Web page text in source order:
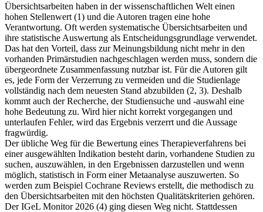
Übersichtsarbeiten haben in der wissenschaftlichen Welt einen
hohen Stellenwert (1) und die Autoren tragen eine hohe
Verantwortung. Oft werden systematische Übersichtsarbeiten und
ihre statistische Auswertung als Entscheidungsgrundlage verwendet.
Das hat den Vorteil, dass zur Meinungsbildung nicht mehr in den
vorhanden Primärstudien nachgeschlagen werden muss, sondern die
übergeordnete Zusammenfassung nutzbar ist. Für die Autoren gilt
es, jede Form der Verzerrung zu vermeiden und die Studienlage
vollständig nach dem neuesten Stand abzubilden (2, 3). Deshalb
kommt auch der Recherche, der Studiensuche und -auswahl eine
hohe Bedeutung zu. Wird hier nicht korrekt vorgegangen und
unterlaufen Fehler, wird das Ergebnis verzerrt und die Aussage
fragwürdig.
Der übliche Weg für die Bewertung eines Therapieverfahrens bei
einer ausgewählten Indikation besteht darin, vorhandene Studien zu
suchen, auszuwählen, in den Ergebnissen darzustellen und wenn
möglich, statistisch in Form einer Metaanalyse auszuwerten. So
werden zum Beispiel Cochrane Reviews erstellt, die methodisch zu
den Übersichtsarbeiten mit den höchsten Qualitätskriterien gehören.
Der IGeL Monitor 2026 (4) ging diesen Weg nicht. Stattdessen